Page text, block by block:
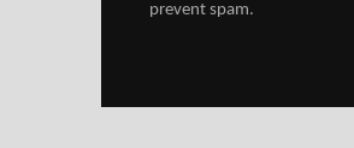
prevent spam.